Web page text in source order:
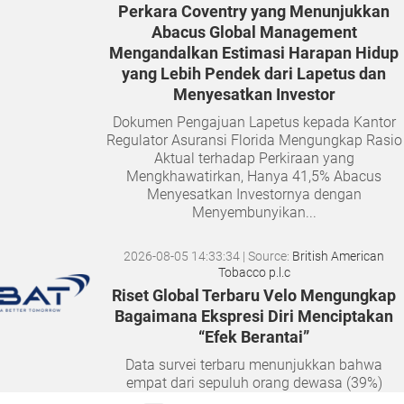
Perkara Coventry yang Menunjukkan
Abacus Global Management
Mengandalkan Estimasi Harapan Hidup
yang Lebih Pendek dari Lapetus dan
Menyesatkan Investor
Dokumen Pengajuan Lapetus kepada Kantor
Regulator Asuransi Florida Mengungkap Rasio
Aktual terhadap Perkiraan yang
Mengkhawatirkan, Hanya 41,5% Abacus
Menyesatkan Investornya dengan
Menyembunyikan...
2026-08-05 14:33:34 | Source: British American
Tobacco p.l.c
Riset Global Terbaru Velo Mengungkap
Bagaimana Ekspresi Diri Menciptakan
“Efek Berantai”
Data survei terbaru menunjukkan bahwa
empat dari sepuluh orang dewasa (39%)